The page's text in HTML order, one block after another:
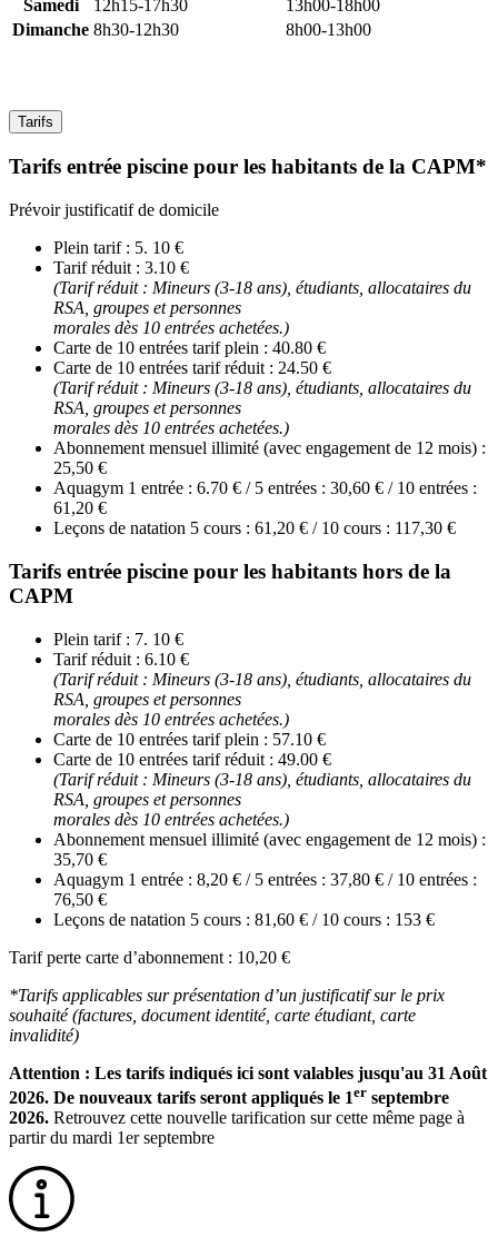
Samedi
12h15-17h30
13h00-18h00
Dimanche 8h30-12h30 8h00-13h00
Tarifs
Tarifs entrée piscine pour les habitants de la CAPM*
Prévoir justificatif de domicile
Plein tarif : 5. 10 €
Tarif réduit : 3.10 €
(Tarif réduit : Mineurs (3-18 ans), étudiants, allocataires du
RSA, groupes et personnes
morales dès 10 entrées achetées.)
Carte de 10 entrées tarif plein : 40.80 €
Carte de 10 entrées tarif réduit : 24.50 €
(Tarif réduit : Mineurs (3-18 ans), étudiants, allocataires du
RSA, groupes et personnes
morales dès 10 entrées achetées.)
Abonnement mensuel illimité (avec engagement de 12 mois) :
25,50 €
Aquagym 1 entrée : 6.70 € / 5 entrées : 30,60 € / 10 entrées :
61,20 €
Leçons de natation 5 cours : 61,20 € / 10 cours : 117,30 €
Tarifs entrée piscine pour les habitants hors de la
CAPM
Plein tarif : 7. 10 €
Tarif réduit : 6.10 €
(Tarif réduit : Mineurs (3-18 ans), étudiants, allocataires du
RSA, groupes et personnes
morales dès 10 entrées achetées.)
Carte de 10 entrées tarif plein : 57.10 €
Carte de 10 entrées tarif réduit : 49.00 €
(Tarif réduit : Mineurs (3-18 ans), étudiants, allocataires du
RSA, groupes et personnes
morales dès 10 entrées achetées.)
Abonnement mensuel illimité (avec engagement de 12 mois) :
35,70 €
Aquagym 1 entrée : 8,20 € / 5 entrées : 37,80 € / 10 entrées :
76,50 €
Leçons de natation 5 cours : 81,60 € / 10 cours : 153 €
Tarif perte carte d’abonnement : 10,20 €
*Tarifs applicables sur présentation d’un justificatif sur le prix
souhaité (factures, document identité, carte étudiant, carte
invalidité)
Attention : Les tarifs indiqués ici sont valables jusqu'au 31 Août
2026. De nouveaux tarifs seront appliqués le 1er septembre
2026. Retrouvez cette nouvelle tarification sur cette même page à
partir du mardi 1er septembre